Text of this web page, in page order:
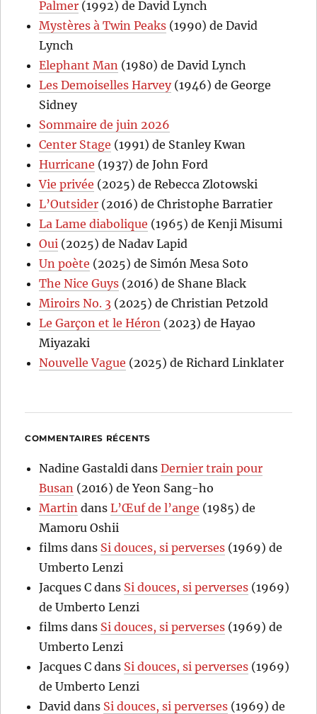
Palmer (1992) de David Lynch
Mystères à Twin Peaks (1990) de David
Lynch
Elephant Man (1980) de David Lynch
Les Demoiselles Harvey(1946) de George
Sidney
Sommaire de juin 2026
Center Stage (1991) de Stanley Kwan
Hurricane (1937) de John Ford
Vie privée (2025) de Rebecca Zlotowski
L’Outsider (2016) de Christophe Barratier
La Lame diabolique (1965) de Kenji Misumi
Oui (2025) de Nadav Lapid
Un poète (2025) de Simón Mesa Soto
The Nice Guys (2016) de Shane Black
Miroirs No. 3 (2025) de Christian Petzold
Le Garçon et le Héron (2023) de Hayao
Miyazaki
Nouvelle Vague (2025) de Richard Linklater
COMMENTAIRES RÉCENTS
Nadine Gastaldi dansDernier train pour
Busan (2016) de Yeon Sang-ho
Martin dansL’Œuf de l’ange (1985) de
Mamoru Oshii
films dans Si douces, si perverses (1969) de
Umberto Lenzi
Jacques C dans Si douces, si perverses (1969)
de Umberto Lenzi
films dans Si douces, si perverses (1969) de
Umberto Lenzi
Jacques C dans Si douces, si perverses (1969)
de Umberto Lenzi
David dans Si douces, si perverses (1969) de